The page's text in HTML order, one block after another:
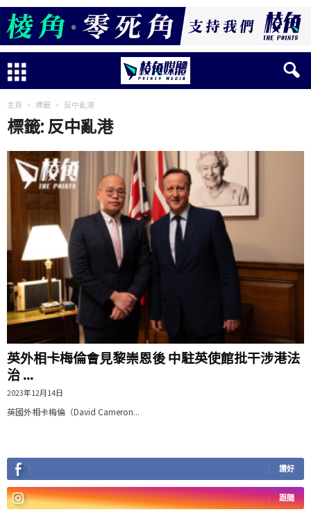
主頁 標籤 反中亂港
標籤: 反中亂港
英外相卡梅倫會見黎崇恩後 中駐英使館批干涉港法
治 ...
2023年12月14日
英國外相卡梅倫（David Cameron...
讚好
跟隨